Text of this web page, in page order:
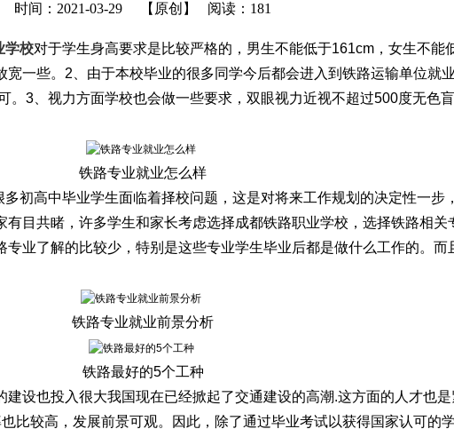
时间：2021-03-29 【原创】 阅读：181
学校对于学生身高要求是比较严格的，男生不能低于161cm，女生不能
一些。2、由于本校毕业的很多同学今后都会进入到铁路运输单位就
。3、视力方面学校也会做一些要求，双眼视力近视不超过500度无色
铁路专业就业怎么样
初高中毕业学生面临着择校问题，这是对将来工作规划的决定性一步
目共睹，许多学生和家长考虑选择成都铁路职业学校，选择铁路相
业了解的比较少，特别是这些专业学生毕业后都是做什么工作的。
铁路专业就业前景分析
铁路最好的5个工种
设也投入很大我国现在已经掀起了交通建设的高潮.这方面的人才也
比较高，发展前景可观。因此，除了通过毕业考试以获得国家认可的